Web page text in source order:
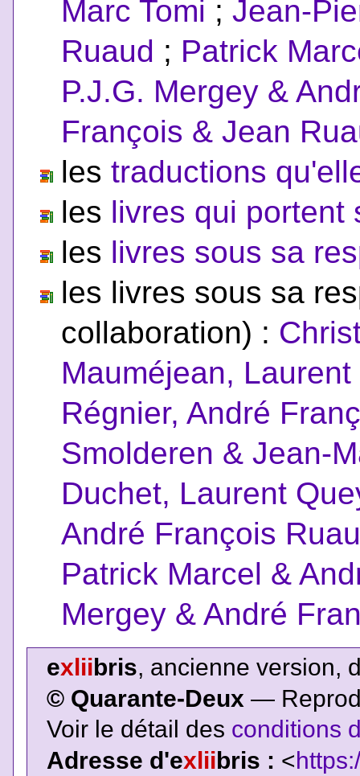
Marc Tomi ;Jean-
Ruaud ; Patrick
P.J.G. Mergey &
François & Jean
lestraductions
les livres qui portent
les livres sous sa
les livres sous sa
collaboration) :
Mauméjean,
Régnier, André
Smolderen & Jean-
Duchet, Laurent
André François
Patrick Marcel &
Mergey & André
exlii bris, ancienne version,
© Quarante-Deux —
Voir le détail des conditions
Adresse d'exlii bris : <